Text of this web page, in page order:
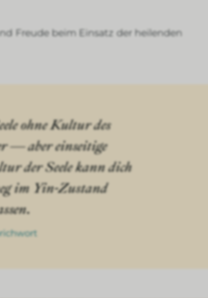
Freude beim Einsatz der heilenden
ohne Kultur des
— aber einseitige
der Seele kann dich
im Yin-Zustand